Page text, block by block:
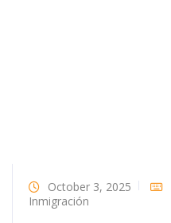
October 3, 2025
Inmigración